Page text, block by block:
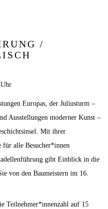
/
Europas, der Juliusturm –
Ausstellungen moderner Kunst –
Mit ihrer
für alle Besucher*innen
gibt Einblick in die
von den Baumeistern im 16.
Teilnehmer*innenzahl auf 15